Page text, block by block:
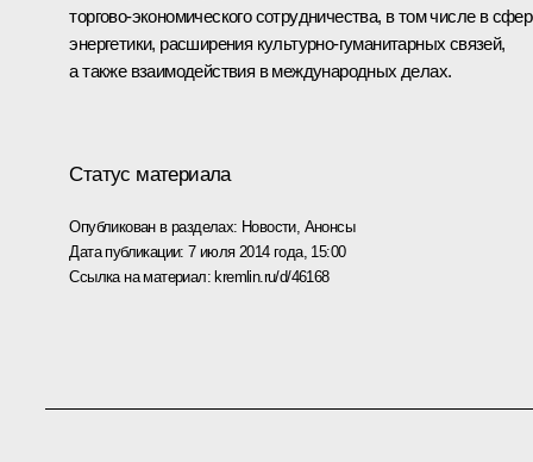
торгово-экономического сотрудничества, в том числе в
энергетики, расширения культурно-гуманитарных связей,
а также взаимодействия в международных делах.
Статус материала
Опубликован в разделах: Новости, Анонсы
Дата публикации:7 июля 2014 года, 15:00
Ссылка на материал: kremlin.ru/d/46168